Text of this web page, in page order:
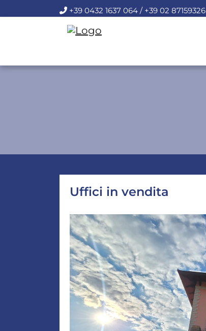
+39 0432 1637 064 / +39 02 87159326
Uffici in vendita